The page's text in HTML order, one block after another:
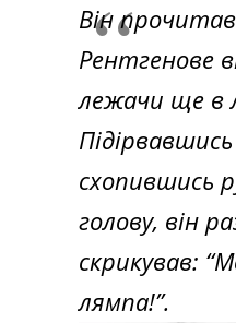
Він
Рентгенове
лежачи ще в
Підірвавшись
схопившись
голову, він
скрикував:
лямпа!”.